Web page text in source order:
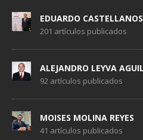
EDUARDO
201 artículos publicados
ALEJANDRO LEYVA
92 artículos publicados
MOISES MOLINA REYES
41 artículos publicados